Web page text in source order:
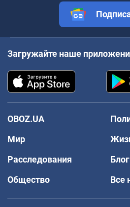
Загружайте наше
OBOZ.UA
Мир
Расследования
Общество
Все